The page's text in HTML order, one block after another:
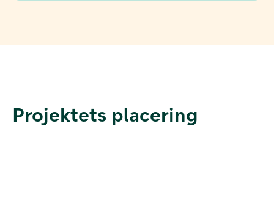
Projektets placering